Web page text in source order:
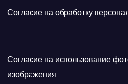
Согласие на обработку
Согласие на использование
изображения